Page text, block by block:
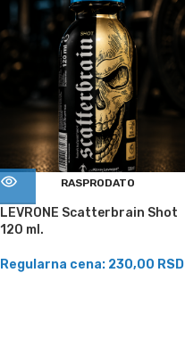
RASPRODATO
LEVRONE Scatterbrain Shot
120 ml.
Regularna cena: 230,00 RSD